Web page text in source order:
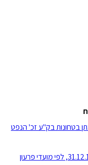
בטחונות בק"ע זכ' הנפט